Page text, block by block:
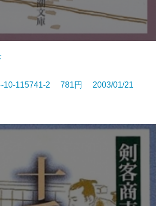
10-115741-2 781円 2003/01/21